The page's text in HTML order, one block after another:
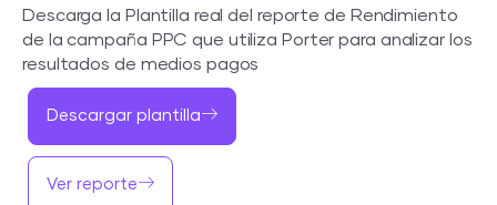
Descarga la Plantilla real del reporte de Rendimiento
de la campaña PPC que utiliza Porter para analizar los
resultados de medios pagos
Descargar plantilla
Ver reporte